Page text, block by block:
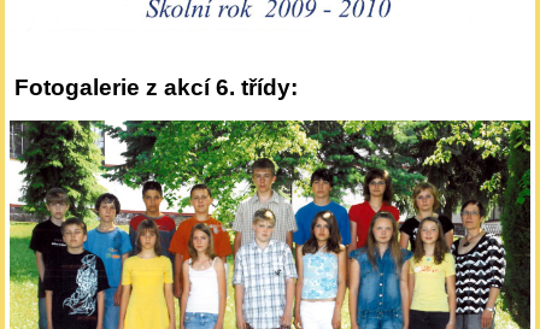
Fotogalerie z akcí 6. třídy: